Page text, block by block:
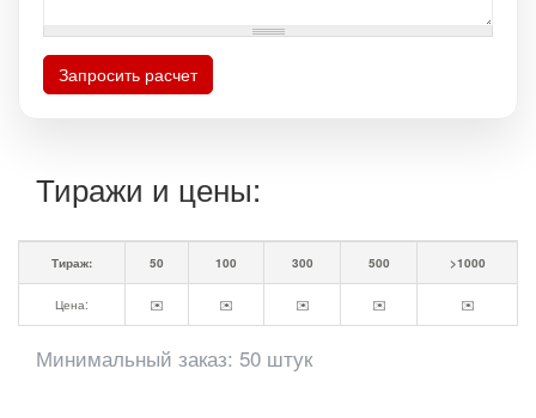
Запросить расчет
Тиражи и цены:
Тираж: 50 100 300 500 >1000
Цена: ✉️ ✉️ ✉️ ✉️ ✉️
Минимальный заказ: 50 штук